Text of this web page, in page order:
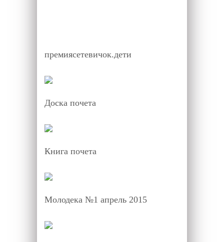
премиясетевичок.дети
Доска почета
Книга почета
Молодека №1 апрель 2015